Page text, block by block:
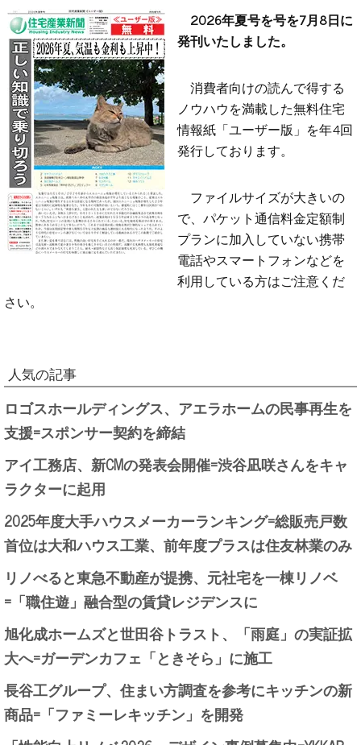
2026年夏号を号を7月8日に
発刊いたしました。
消費者向けの読んで得する
ノウハウを満載した無料住宅
情報紙「ユーザー版」を年4回
発行しております。
ファイルサイズが大きいの
で、パケット通信料金定額制
プランに加入していない携帯
電話やスマートフォンなどを
利用している方はご注意くだ
さい。
人気の記事
ロゴスホールディングス、アエラホームの民事再生を
支援=スポンサー契約を締結
アイ工務店、新CMの発表会開催=渋谷凪咲さんをキャ
ラクターに起用
2025年度大手ハウスメーカーランキング=総販売戸数
首位は大和ハウス工業、前年度プラスは住友林業のみ
リノべると東急不動産が提携、元社宅を一棟リノベ
=「職住遊」融合型の賃貸レジデンスに
旭化成ホームズと世田谷トラスト、「雨庭」の実証拡
大へ=ガーデンカフェ「ときそら」に施工
長谷工グループ、住まい方調査を参考にキッチンの新
商品=「ファミーレキッチン」を開発